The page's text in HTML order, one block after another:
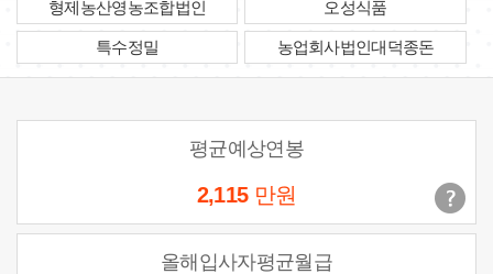
형제농산영농조합법인 오성식품
특수정밀 농업회사법인대덕종돈
평균예상연봉
2,115 만원
올해입사자평균월급